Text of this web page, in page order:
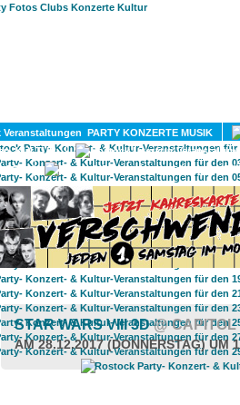
PARTY KONZERTE MUSIK
KULTUR
GAY
STAR WARS VIII 3D@
AM 28.12.2017 (DONNERSTAG) UM